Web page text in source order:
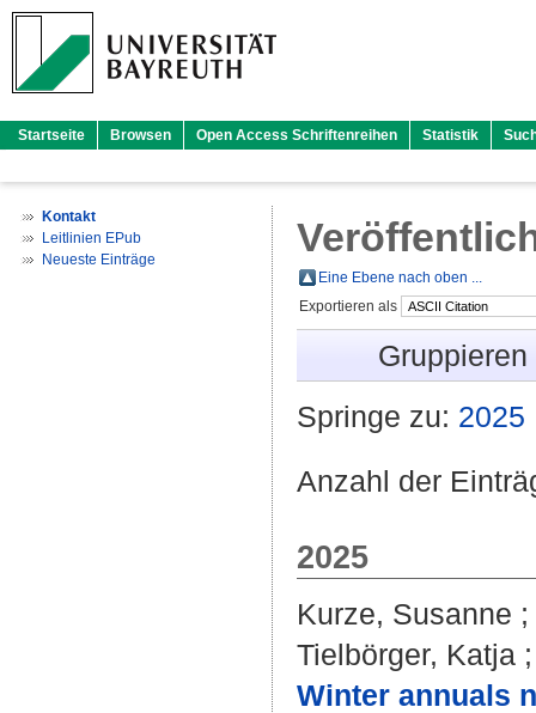
Startseite Browsen Open Access Schriftenreihen Statistik
Kontakt
Leitlinien EPub
Neueste Einträge
Eine Ebene nach oben ...
Exportieren als
Springe zu: 2025
Anzahl der
2025
Kurze, Susanne ;
Tielbörger, Katja
Winter annuals